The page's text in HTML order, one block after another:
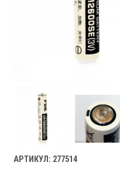
АРТИКУЛ: 277514